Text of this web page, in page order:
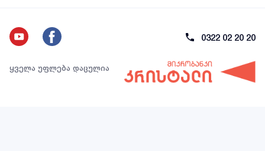
0322 02 20 20
ყველა უფლება დაცულია